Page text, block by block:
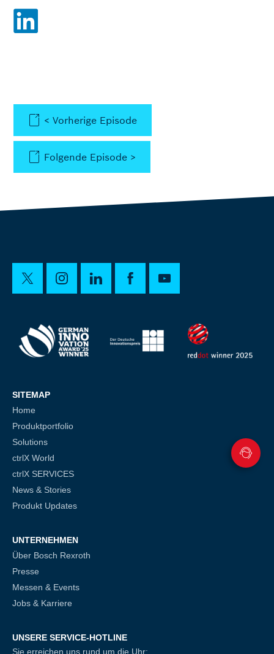
< Vorherige Episode
Folgende Episode >
SITEMAP
Home
Produktportfolio
Solutions
ctrlX World
ctrlX SERVICES
News & Stories
Produkt Updates
UNTERNEHMEN
Über Bosch Rexroth
Presse
Messen & Events
Jobs & Karriere
UNSERE SERVICE-HOTLINE
Sie erreichen uns rund um die Uhr: